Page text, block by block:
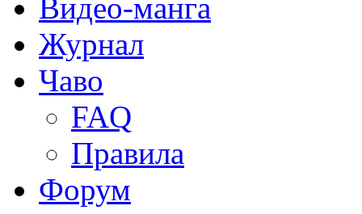
Видео-манга
Журнал
Чаво
FAQ
Правила
Форум